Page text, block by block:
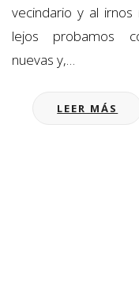
vecindario y al irnos
lejos probamos
nuevas y,…
LEER MÁS